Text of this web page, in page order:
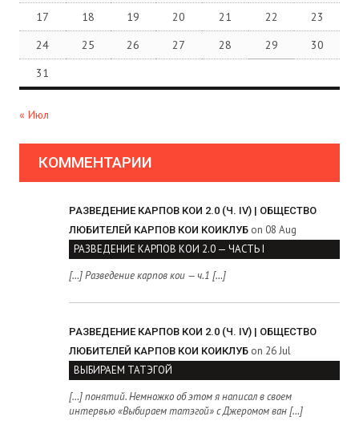
17
18 19 20 21 22
23
24
25 26 27 28 29
30
31
« Июл
КОММЕНТАРИИ
РАЗВЕДЕНИЕ КАРПОВ КОИ 2.0 (Ч. IV) | ОБЩЕСТВО
ЛЮБИТЕЛЕЙ КАРПОВ КОИ КОИКЛУБ on 08 Aug
РАЗВЕДЕНИЕ КАРПОВ КОИ 2.0 — ЧАСТЬ I
[…] Разведение карпов кои — ч.1 […]
РАЗВЕДЕНИЕ КАРПОВ КОИ 2.0 (Ч. IV) | ОБЩЕСТВО
ЛЮБИТЕЛЕЙ КАРПОВ КОИ КОИКЛУБ on 26 Jul
ВЫБИРАЕМ ТАТЭГОЙ
[…] понятий. Немножко об этом я написал в своем
интервью «Выбираем татэгой» с Джеромом ван […]